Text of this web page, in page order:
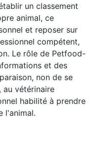
un classement
animal, ce
et reposer sur
compétent,
Le rôle de Petfood-
et des
non de se
au vétérinaire
habilité à prendre
l'animal.